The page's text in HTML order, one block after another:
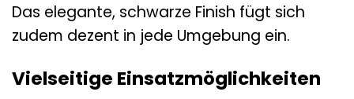
Das elegante, schwarze Finish fügt sich
zudem dezent in jede Umgebung ein.
Vielseitige Einsatzmöglichkeiten